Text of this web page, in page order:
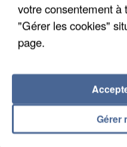
L’UN DES
MAFIA INTERPELLÉ
votre consentement à
"Gérer les cookies"
page.
Gérer